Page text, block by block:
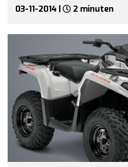
03-11-2014 | 2 minuten